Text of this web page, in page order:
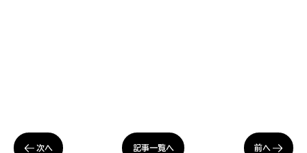
次へ 記事一覧へ 前へ